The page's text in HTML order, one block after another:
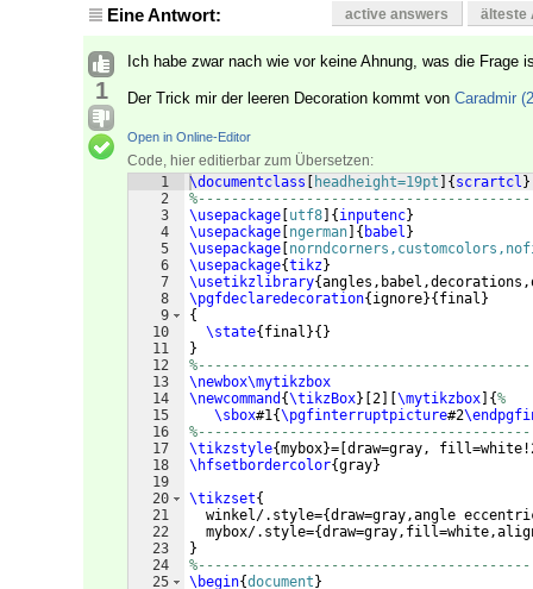
Eine Antwort: active answers älteste
1
Ich habe zwar nach wie vor keine Ahnung, was die
Der Trick mir der leeren Decoration kommt von Caradmir
Open in Online-Editor
Code, hier editierbar zum Übersetzen:
1
2
3
4
5
6
7
8
9
10
11
12
13
14
15
16
17
18
19
20
21
22
23
24
25
\documentclass headheight=19pt { scrartcl }
\usepackage utf8 { inputenc}
\usepackage ngerman { babel }
\usepackage
\usepackage{tikz}
\usetikzlibrary{
\pgfdeclaredecoration{ ignore}{ final }
{
\state{ final }{ }
}
\newbox\mytikzbox
\newcommand {\tikzBox} 2 \mytikzbox {%
\sbox#1{\pgfinterruptpicture#2
\tikzstyle{mybox}= draw=gray,
\hfsetbordercolor{gray}
\tikzset{
  winkel/.style=
{draw=gray,angle
  mybox/.style=
{
}
\begin{document }